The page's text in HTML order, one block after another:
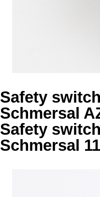
Safety
Schmersal
Safety
Schmersal